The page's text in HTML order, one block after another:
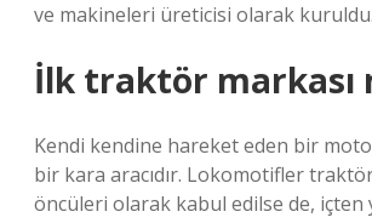
ve makineleri üreticisi olarak kuruldu.
İlk traktör markası
Kendi kendine hareket eden bir
bir kara aracıdır. Lokomotifler
öncüleri olarak kabul edilse de, içten